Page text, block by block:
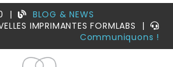
|
BLOG & NEWS
IMPRIMANTES FORMLABS
|
Communiquons !